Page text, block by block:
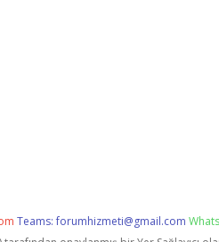
Teams:forumhizmeti@gmail.com